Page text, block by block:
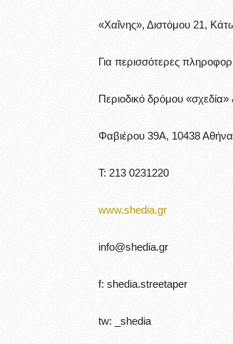
«Χαΐνης», Διστόμου 21,
Για περισσότερες
Περιοδικό δρόμου
Φαβιέρου 39Α, 10438 Αθήνα
Τ: 213 0231220
www.shedia.gr
info@shedia.gr
f: shedia.streetaper
tw: _shedia